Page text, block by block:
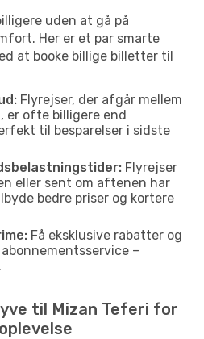
uden at gå på
Her er et par smarte
at booke billige billetter til
Flyrejser, der afgår mellem
er ofte billigere end
til besparelser i sidste
Flyrejser
eller sent om aftenen har
bedre priser og kortere
Få eksklusive rabatter og
–
til Mizan Teferi for